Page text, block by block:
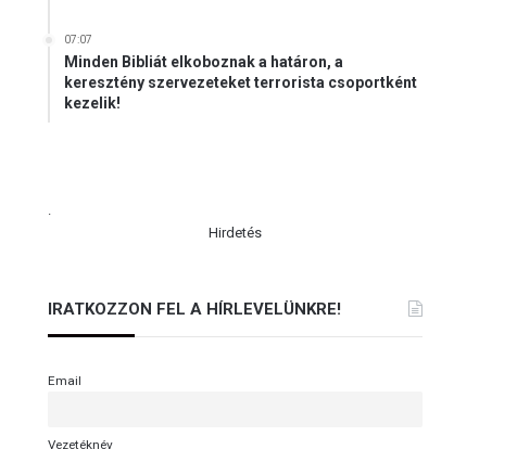
07:07
Minden Bibliát elkoboznak a határon, a
keresztény szervezeteket terrorista csoportként
kezelik!
.
Hirdetés
IRATKOZZON FEL A HÍRLEVELÜNKRE!
Email
Vezetéknév